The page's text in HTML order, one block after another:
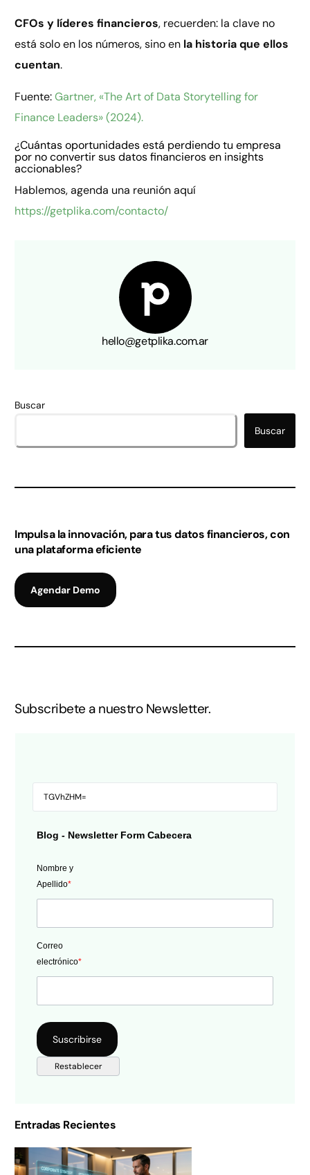
CFOs y líderes financieros, recuerden: la clave no
está solo en los números, sino en la historia que ellos
cuentan.
Fuente:Gartner, «The Art of Data Storytelling for
Finance Leaders» (2024).
¿Cuántas oportunidades está perdiendo tu empresa
por no convertir sus datos financieros en insights
accionables?
Hablemos, agenda una reunión aquí
https://getplika.com/contacto/
hello@getplika.com.ar
Buscar
Buscar
Impulsa la innovación, para tus datos financieros, con
una plataforma eficiente
Agendar Demo
Subscribete a nuestro Newsletter.
Blog - Newsletter Form Cabecera
Nombre y
Apellido*
Correo
electrónico*
Entradas Recientes